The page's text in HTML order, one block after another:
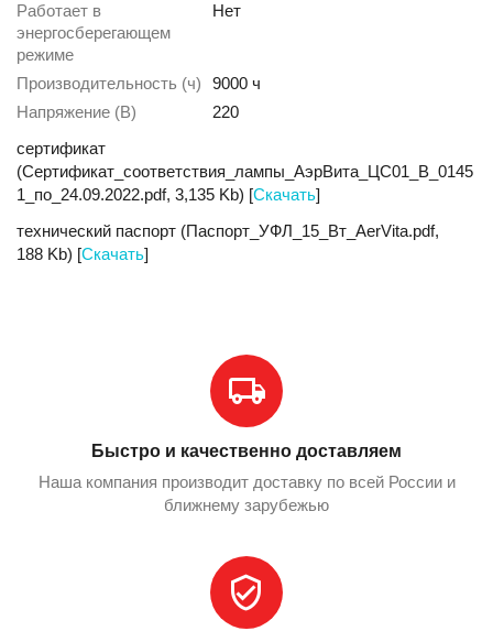
Работает в
энергосберегающем
режиме
Нет
Производительность (ч)
9000 ч
Напряжение (В)
220
сертификат
(Сертификат_соответствия_лампы_АэрВита_ЦС01_В_0145
1_по_24.09.2022.pdf, 3,135 Kb) [Скачать]
технический паспорт (Паспорт_УФЛ_15_Вт_AerVita.pdf,
188 Kb) [Скачать]
Быстро и качественно доставляем
Наша компания производит доставку по всей России и
ближнему зарубежью